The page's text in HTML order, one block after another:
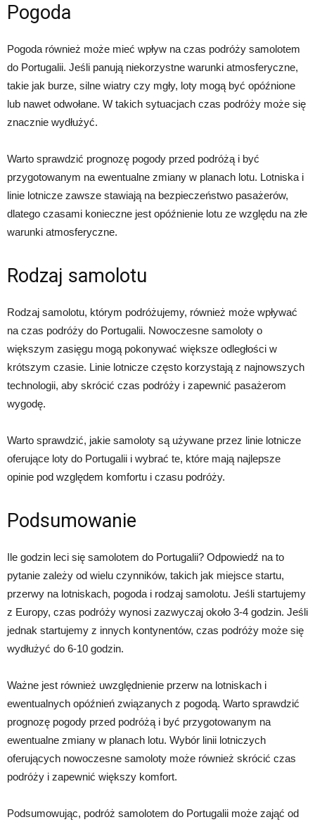
Pogoda
Pogoda również może mieć wpływ na czas podróży samolotem
do Portugalii. Jeśli panują niekorzystne warunki atmosferyczne,
takie jak burze, silne wiatry czy mgły, loty mogą być opóźnione
lub nawet odwołane. W takich sytuacjach czas podróży może się
znacznie wydłużyć.
Warto sprawdzić prognozę pogody przed podróżą i być
przygotowanym na ewentualne zmiany w planach lotu. Lotniska i
linie lotnicze zawsze stawiają na bezpieczeństwo pasażerów,
dlatego czasami konieczne jest opóźnienie lotu ze względu na złe
warunki atmosferyczne.
Rodzaj samolotu
Rodzaj samolotu, którym podróżujemy, również może wpływać
na czas podróży do Portugalii. Nowoczesne samoloty o
większym zasięgu mogą pokonywać większe odległości w
krótszym czasie. Linie lotnicze często korzystają z najnowszych
technologii, aby skrócić czas podróży i zapewnić pasażerom
wygodę.
Warto sprawdzić, jakie samoloty są używane przez linie lotnicze
oferujące loty do Portugalii i wybrać te, które mają najlepsze
opinie pod względem komfortu i czasu podróży.
Podsumowanie
Ile godzin leci się samolotem do Portugalii? Odpowiedź na to
pytanie zależy od wielu czynników, takich jak miejsce startu,
przerwy na lotniskach, pogoda i rodzaj samolotu. Jeśli startujemy
z Europy, czas podróży wynosi zazwyczaj około 3-4 godzin. Jeśli
jednak startujemy z innych kontynentów, czas podróży może się
wydłużyć do 6-10 godzin.
Ważne jest również uwzględnienie przerw na lotniskach i
ewentualnych opóźnień związanych z pogodą. Warto sprawdzić
prognozę pogody przed podróżą i być przygotowanym na
ewentualne zmiany w planach lotu. Wybór linii lotniczych
oferujących nowoczesne samoloty może również skrócić czas
podróży i zapewnić większy komfort.
Podsumowując, podróż samolotem do Portugalii może zająć od